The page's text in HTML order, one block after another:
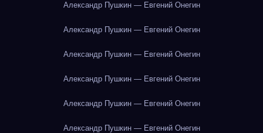
Александр Пушкин — Евгений Онегин
Александр Пушкин — Евгений Онегин
Александр Пушкин — Евгений Онегин
Александр Пушкин — Евгений Онегин
Александр Пушкин — Евгений Онегин
Александр Пушкин — Евгений Онегин